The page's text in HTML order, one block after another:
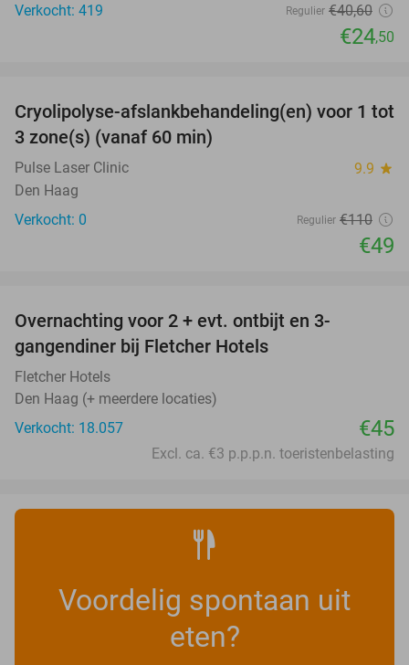
Verkocht: 419
Regulier €40,60
€24,50
55%
NEW
TODAY
Cryolipolyse-afslankbehandeling(en) voor 1 tot
3 zone(s) (vanaf 60 min)
Pulse Laser Clinic 9.9 star
Den Haag
Verkocht: 0
Regulier €110
€49
Overnachting voor 2 + evt. ontbijt en 3-
gangendiner bij Fletcher Hotels
Fletcher Hotels
Den Haag (+ meerdere locaties)
Verkocht: 18.057
€45
Excl. ca. €3 p.p.p.n. toeristenbelasting
Voordelig spontaan uit
eten?